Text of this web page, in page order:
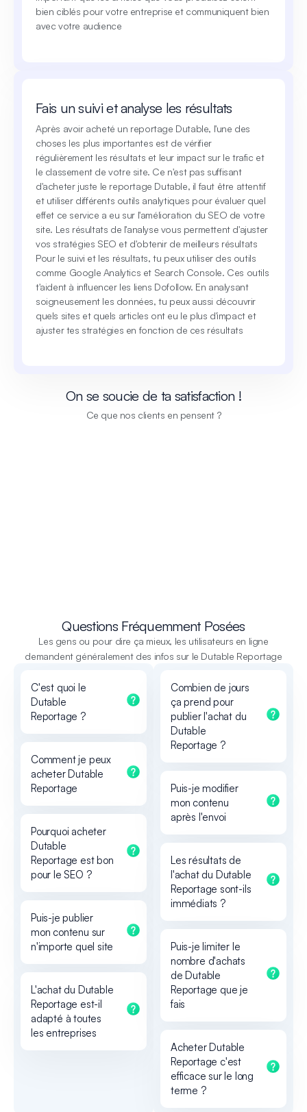
bien ciblés pour votre entreprise et communiquent bien
avec votre audience
Fais un suivi et analyse les résultats
Après avoir acheté un reportage Dutable, l'une des
choses les plus importantes est de vérifier
régulièrement les résultats et leur impact sur le trafic et
le classement de votre site. Ce n'est pas suffisant
d'acheter juste le reportage Dutable, il faut être attentif
et utiliser différents outils analytiques pour évaluer quel
effet ce service a eu sur l'amélioration du SEO de votre
site. Les résultats de l'analyse vous permettent d'ajuster
vos stratégies SEO et d'obtenir de meilleurs résultats
Pour le suivi et les résultats, tu peux utiliser des outils
comme Google Analytics et Search Console. Ces outils
t'aident à influencer les liens Dofollow. En analysant
soigneusement les données, tu peux aussi découvrir
quels sites et quels articles ont eu le plus d'impact et
ajuster tes stratégies en fonction de ces résultats
On se soucie de ta satisfaction !
Ce que nos clients en pensent ?
Questions Fréquemment Posées
Les gens ou pour dire ça mieux, les utilisateurs en ligne
demandent généralement des infos sur le Dutable Reportage
C'est quoi le
Dutable
Reportage ?
Comment je peux
acheter Dutable
Reportage
Pourquoi acheter
Dutable
Reportage est bon
pour le SEO ?
Puis-je publier
mon contenu sur
n'importe quel site
L'achat du Dutable
Reportage est-il
adapté à toutes
les entreprises
Combien de jours
ça prend pour
publier l'achat du
Dutable
Reportage ?
Puis-je modifier
mon contenu
après l'envoi
Les résultats de
l'achat du Dutable
Reportage sont-ils
immédiats ?
Puis-je limiter le
nombre d'achats
de Dutable
Reportage que je
fais
Acheter Dutable
Reportage c'est
efficace sur le long
terme ?